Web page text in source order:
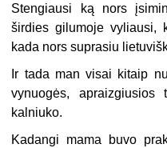
Stengiausi ką nors
širdies gilumoje vyliausi,
kada nors suprasiu
Ir tada man visai kitaip
vynuogės,
kalniuko.
Kadangi mama buvo